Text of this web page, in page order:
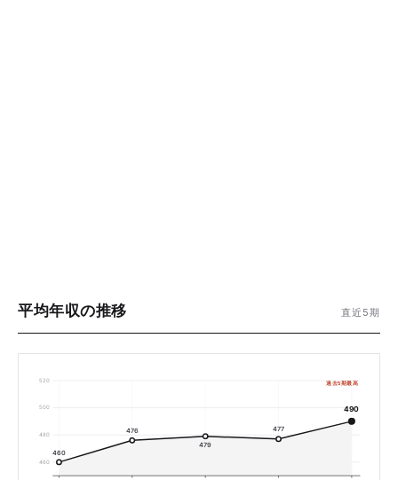
平均年収の推移 直近5期
520
500
480
460
460
476
479
477
490
過去5期最高